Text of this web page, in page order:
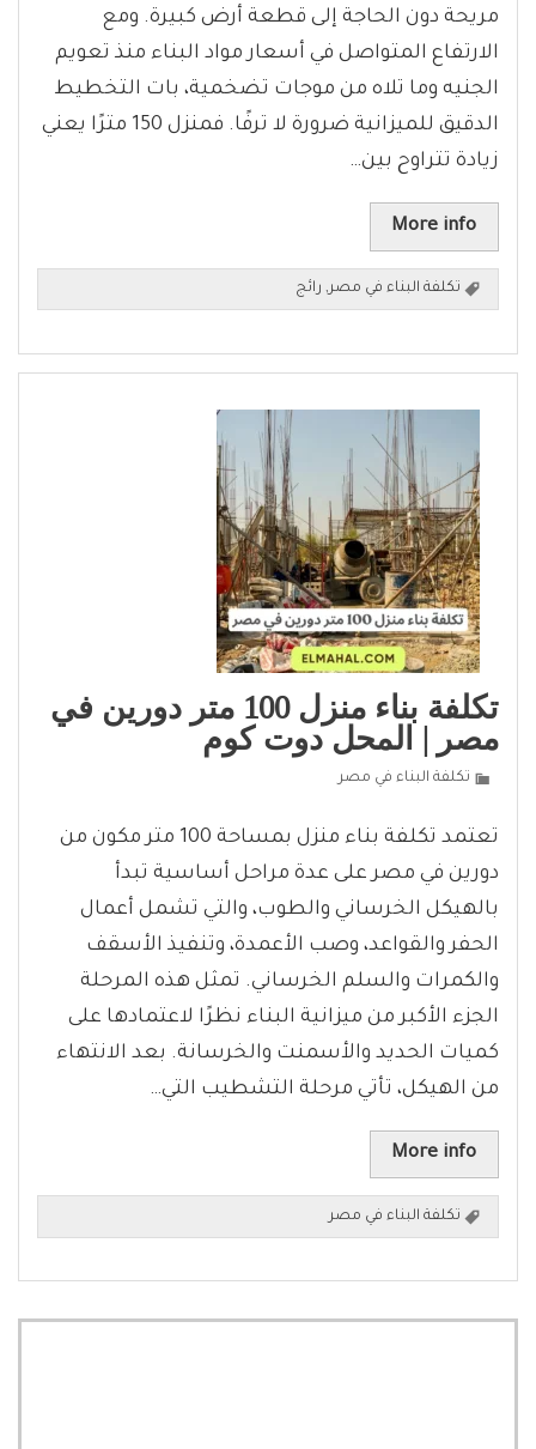
مريحة دون الحاجة إلى قطعة أرض كبيرة. ومع
الارتفاع المتواصل في أسعار مواد البناء منذ تعويم
الجنيه وما تلاه من موجات تضخمية، بات التخطيط
الدقيق للميزانية ضرورة لا ترفًا. فمنزل 150 مترًا يعني
زيادة تتراوح بين…
More info
تكلفة البناء في مصر, رائج
تكلفة بناء منزل 100 متر دورين في
مصر | المحل دوت كوم
تكلفة البناء في مصر
تعتمد تكلفة بناء منزل بمساحة 100 متر مكون من
دورين في مصر على عدة مراحل أساسية تبدأ
بالهيكل الخرساني والطوب، والتي تشمل أعمال
الحفر والقواعد، وصب الأعمدة، وتنفيذ الأسقف
والكمرات والسلم الخرساني. تمثل هذه المرحلة
الجزء الأكبر من ميزانية البناء نظرًا لاعتمادها على
كميات الحديد والأسمنت والخرسانة. بعد الانتهاء
من الهيكل، تأتي مرحلة التشطيب التي…
More info
تكلفة البناء في مصر